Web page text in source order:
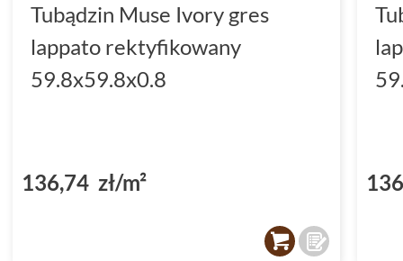
Tubądzin Muse Ivory gres
lappato rektyfikowany
59.8x59.8x0.8
136,74 zł/m²